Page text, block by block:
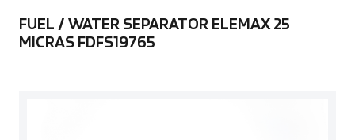
FUEL / WATER SEPARATOR ELEMAX 25
MICRAS FDFS19765